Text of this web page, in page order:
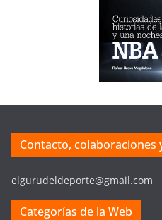
Contacto, colaboraciones
elgurudeldeporte@gmail.com
Categorías de la Web